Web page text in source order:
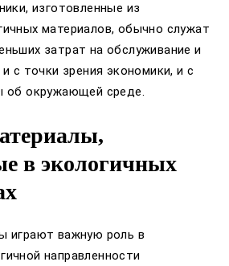
изготовленные из
материалов, обычно служат
затрат на обслуживание и
с точки зрения экономики, и с
об окружающей среде.
в экологичных
играют важную роль в
направленности